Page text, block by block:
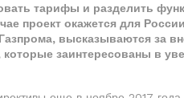
тарифы и разделить
проект окажется для
высказываются за
которые заинтересованы в